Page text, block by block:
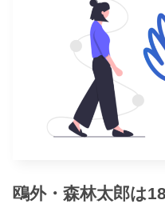
鴎外・森林太郎は